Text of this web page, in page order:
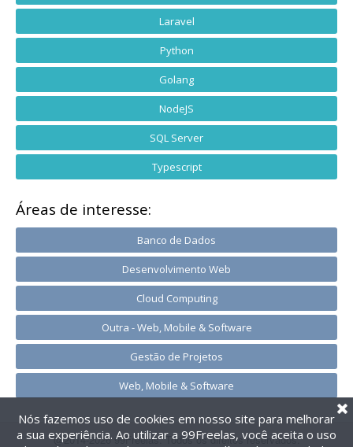
Laravel
Python
Golang
NodeJS
SQL Server
Typescript
Áreas de interesse:
Banco de Dados
Desenvolvimento Web
Cloud Computing
Outra - Web, Mobile & Software
Gestão de Projetos
Web, Mobile & Software
@2014-2026 99Freelas. Todos os direitos reservados.
Nós fazemos uso de cookies em nosso site para melhorar
a sua experiência. Ao utilizar a 99Freelas, você aceita o uso